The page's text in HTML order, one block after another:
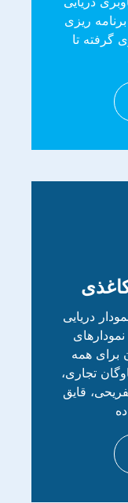
ریزی
گرفته تا
دریایی
برای همه
تجاری،
قایق